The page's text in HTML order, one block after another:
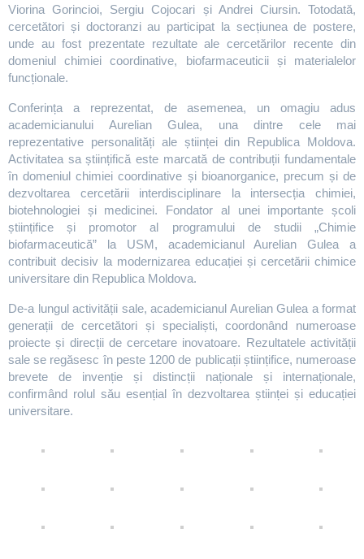
Viorina Gorincioi, Sergiu Cojocari și Andrei Ciursin. Totodată,
cercetători și doctoranzi au participat la secțiunea de postere,
unde au fost prezentate rezultate ale cercetărilor recente din
domeniul chimiei coordinative, biofarmaceuticii și materialelor
funcționale.
Conferința a reprezentat, de asemenea, un omagiu adus
academicianului Aurelian Gulea, una dintre cele mai
reprezentative personalități ale științei din Republica Moldova.
Activitatea sa științifică este marcată de contribuții fundamentale
în domeniul chimiei coordinative și bioanorganice, precum și de
dezvoltarea cercetării interdisciplinare la intersecția chimiei,
biotehnologiei și medicinei. Fondator al unei importante școli
științifice și promotor al programului de studii „Chimie
biofarmaceutică” la USM, academicianul Aurelian Gulea a
contribuit decisiv la modernizarea educației și cercetării chimice
universitare din Republica Moldova.
De-a lungul activității sale, academicianul Aurelian Gulea a format
generații de cercetători și specialiști, coordonând numeroase
proiecte și direcții de cercetare inovatoare. Rezultatele activității
sale se regăsesc în peste 1200 de publicații științifice, numeroase
brevete de invenție și distincții naționale și internaționale,
confirmând rolul său esențial în dezvoltarea științei și educației
universitare.